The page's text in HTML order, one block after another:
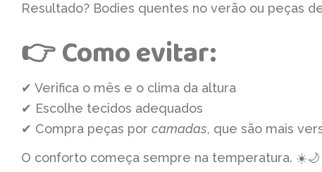
Resultado? Bodies quentes no verão ou peças
👉 Como evitar:
✔ Verifica o mês e o clima da altura
✔ Escolhe tecidos adequados
✔ Compra peças por camadas, que são mais
O conforto começa sempre na temperatura. ☀️🌙